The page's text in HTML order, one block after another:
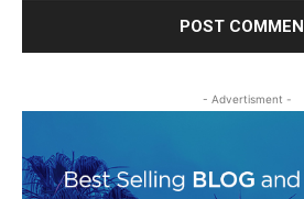
- Advertisment -